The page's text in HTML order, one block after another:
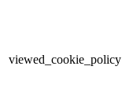
viewed_cookie_policy